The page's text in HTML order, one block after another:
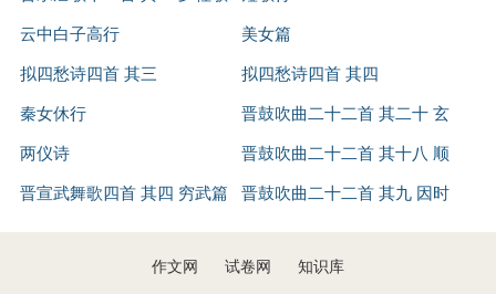
武帝下诏回报说：“得到你所陈奏的应办之事，谈到农事的
得失和水利官员的兴废，以及安定边境抗御胡夷政事宽严的事，
的迫切任务。你的论述都很正确，朕深知你忠心王室，你要更广
泛地思考应做的事，并把情况告诉朕。”
因事免职
羌胡人骚扰边境，武帝下诏让公卿讨论这些事。傅玄应答武帝所
矣。”具体提出分民定业、兴修水利、公平役赋、“官民同耕”、裁
分体现了民本思想。
文学
傅玄的文学著述颇丰，诗赋、散文、史传、政论无不擅长。
傅玄文学的突出成就在诗歌方面，现存一百多首，绝大多数是乐
傅玄的文辞之美，深为世人所赞，足可以与《杨子》、《墨
云中白子高行
美女篇
拟四愁诗四首 其三
拟四愁诗四首 其四
秦女休行
晋鼓吹曲二十二首 其二十 玄
云
两仪诗
晋鼓吹曲二十二首 其十八 顺
天道
晋宣武舞歌四首 其四 穷武篇
晋鼓吹曲二十二首 其九 因时
作文网 试卷网 知识库